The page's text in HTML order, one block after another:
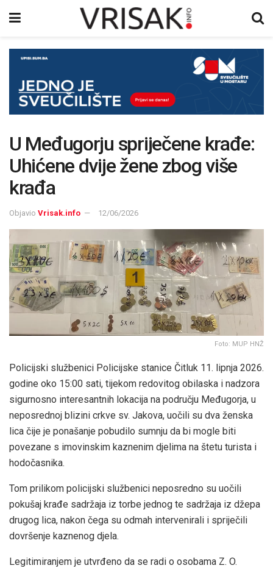
U Međugorju spriječene krađe:
Uhićene dvije žene zbog više
krađa
Objavio Vrisak.info 12/06/2026
Foto: MUP HNŽ
Policijski službenici Policijske stanice Čitluk 11. lipnja 2026.
godine oko 15:00 sati, tijekom redovitog obilaska i nadzora
sigurnosno interesantnih lokacija na području Međugorja, u
neposrednoj blizini crkve sv. Jakova, uočili su dva ženska
lica čije je ponašanje pobudilo sumnju da bi mogle biti
povezane s imovinskim kaznenim djelima na štetu turista i
hodočasnika.
Tom prilikom policijski službenici neposredno su uočili
pokušaj krađe sadržaja iz torbe jednog te sadržaja iz džepa
drugog lica, nakon čega su odmah intervenirali i spriječili
dovršenje kaznenog djela.
Legitimiranjem je utvrđeno da se radi o osobama Z. O.